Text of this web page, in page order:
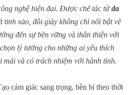
nghệ hiện đại. Được chế tác từda
tinh xảo, đôi giày không chỉ nổi bật về
đến sự bền vững và thân thiện với
lý tưởng cho những ai yêu thích
mái và có trách nhiệm với hành tinh.
cảm giác sang trọng, bền bỉ theo thời